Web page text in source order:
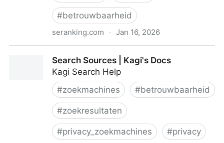
#betrouwbaarheid
seranking.com · Jan 16, 2026
Search Sources | Kagi's Docs
Kagi Search Help
#zoekmachines #betrouwbaarheid
#zoekresultaten
#privacy_zoekmachines #privacy